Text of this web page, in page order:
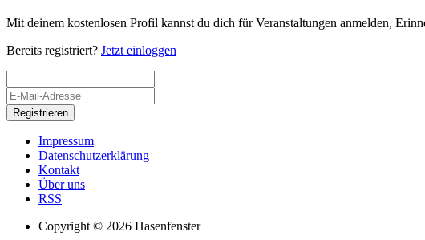
Mit deinem kostenlosen Profil kannst du dich für Veranstaltungen anmelden,
Bereits registriert? Jetzt einloggen
Registrieren
Impressum
Datenschutzerklärung
Kontakt
Über uns
RSS
Copyright © 2026 Hasenfenster